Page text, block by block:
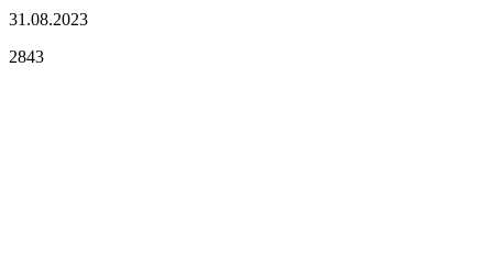
31.08.2023
2843